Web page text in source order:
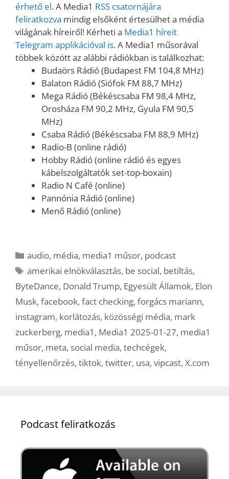
érhető el. A Media1 RSS csatornájára
feliratkozva mindig elsőként értesülhet a média
világának híreiről! Kérheti a Media1 híreit
Telegram applikációval is. A Media1 műsorával
többek között az alábbi rádiókban is találkozhat:
Budaörs Rádió (Budapest FM 104,8 MHz)
Balaton Rádió (Siófok FM 88,7 MHz)
Mega Rádió (Békéscsaba FM 98,4 MHz,
Orosháza FM 90,2 MHz, Gyula FM 90,5
MHz)
Csaba Rádió (Békéscsaba FM 88,9 MHz)
Radio-B (online rádió)
Hobby Rádió (online rádió és egyes
kábelszolgáltatók set-top-boxain)
Radio N Café (online)
Pannónia Rádió (online)
Menő Rádió (online)
Kategória
audio, média, media1 műsor, podcast
Címkék
amerikai elnökválasztás, be social, betiltás,
ByteDance, Donald Trump, Egyesült Államok, Elon
Musk, facebook, fact checking, forgács mariann,
instagram, korlátozás, közösségi média, mark
zuckerberg, media1 , Media1 2025-01-27, media1
műsor, meta, social media, techcégek,
tényellenőrzés, tiktok, twitter, usa, vipcast, X.com
Podcast feliratkozás